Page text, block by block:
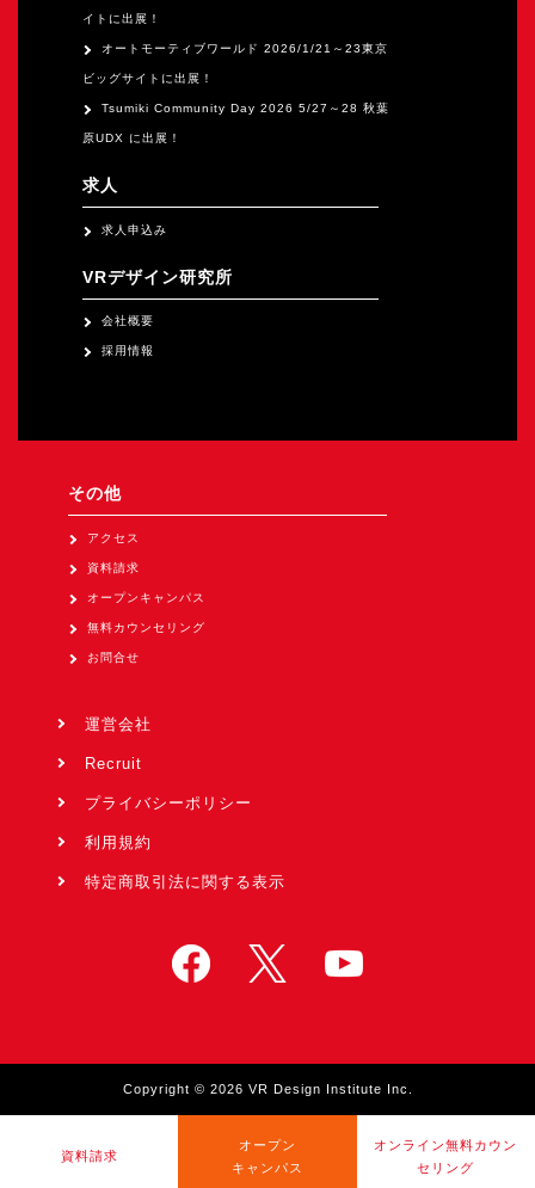
資料請求
オープン
キャンパス
オンライン無料カウン
セリング
イトに出展！
オートモーティブワールド 2026/1/21～23東京
ビッグサイトに出展！
Tsumiki Community Day 2026 5/27～28 秋葉
原UDX に出展！
求人
求人申込み
VRデザイン研究所
会社概要
採用情報
その他
アクセス
資料請求
オープンキャンパス
無料カウンセリング
お問合せ
運営会社
Recruit
プライバシーポリシー
利用規約
特定商取引法に関する表示
Copyright © 2026 VR Design Institute Inc.